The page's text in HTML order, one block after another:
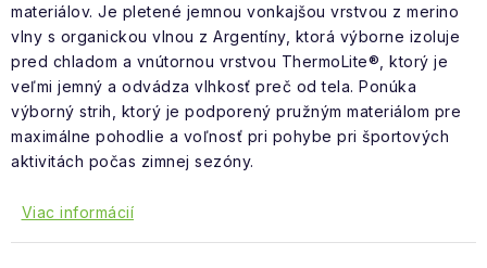
materiálov. Je pletené jemnou vonkajšou vrstvou z merino
vlny s organickou vlnou z Argentíny, ktorá výborne izoluje
pred chladom a vnútornou vrstvou ThermoLite®, ktorý je
veľmi jemný a odvádza vlhkosť preč od tela. Ponúka
výborný strih, ktorý je podporený pružným materiálom pre
maximálne pohodlie a voľnosť pri pohybe pri športových
aktivitách počas zimnej sezóny.
Viac informácií